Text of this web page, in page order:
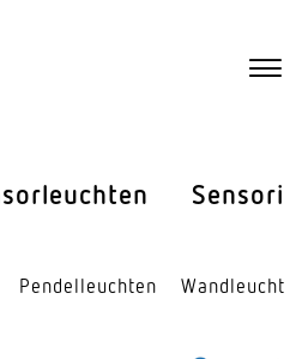
Sensorik
Pendel­leuchten